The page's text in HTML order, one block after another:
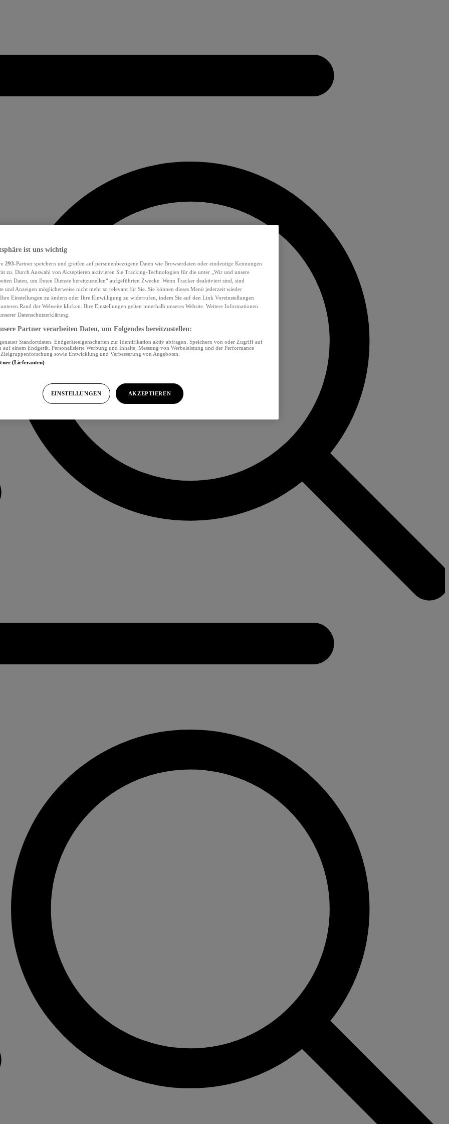
ist uns wichtig
293-Partner speichern und greifen auf personenbezogene Daten wie Browserdaten oder eindeutige Kennungen
zu. Durch Auswahl von Akzeptieren aktivieren Sie Tracking-Technologien für die unter „Wir und unsere
Daten, um Ihnen Dienste bereitzustellen“ aufgeführten Zwecke. Wenn Tracker deaktiviert sind, sind
und Anzeigen möglicherweise nicht mehr so relevant für Sie. Sie können dieses Menü jederzeit wieder
Einstellungen zu ändern oder Ihre Einwilligung zu widerrufen, indem Sie auf den Link Voreinstellungen
Rand der Webseite klicken. Ihre Einstellungen gelten innerhalb unseres Website. Weitere Informationen
Datenschutzerklärung.
Partner verarbeiten Daten, um Folgendes bereitzustellen:
Standortdaten. Endgeräteeigenschaften zur Identifikation aktiv abfragen. Speichern von oder Zugriff auf
einem Endgerät. Personalisierte Werbung und Inhalte, Messung von Werbeleistung und der Performance
sowie Entwicklung und Verbesserung von Angeboten.
(Lieferanten)
EINSTELLUNGEN AKZEPTIEREN